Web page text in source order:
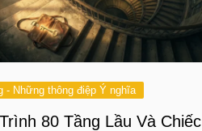
- Những thông điệp Ý nghĩa
80 Tầng Lầu Và Chiếc